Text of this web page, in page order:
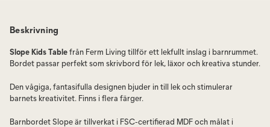
Beskrivning
Slope Kids Tablefrån Ferm Living tillför ett lekfullt inslag i barnrummet.
Bordet passar perfekt som skrivbord för lek, läxor och kreativa stunder.
Den vågiga, fantasifulla designen bjuder in till lek och stimulerar
barnets kreativitet. Finns i flera färger.
Barnbordet Slope är tillverkat i FSC-certifierad MDF och målat i